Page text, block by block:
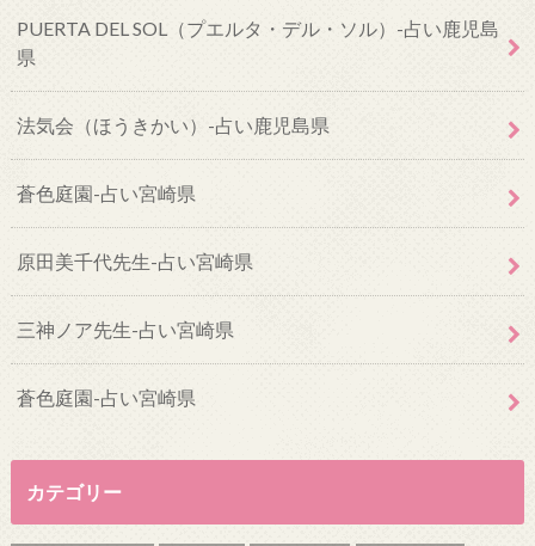
PUERTA DEL SOL（プエルタ・デル・ソル）-占い鹿児島
県
法気会（ほうきかい）-占い鹿児島県
蒼色庭園-占い宮崎県
原田美千代先生-占い宮崎県
三神ノア先生-占い宮崎県
蒼色庭園-占い宮崎県
カテゴリー